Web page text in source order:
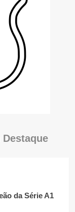
Destaque
da Série A1